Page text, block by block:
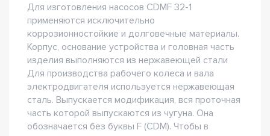
Для изготовления насосов CDMF 32-1
применяются исключительно
коррозионностойкие и долговечные материалы.
Корпус, основание устройства и головная часть
изделия выполняются из нержавеющей стали
Для производства рабочего колеса и вала
электродвигателя используется нержавеющая
сталь. Выпускается модификация, вся проточная
часть которой выпускаются из чугуна. Она
обозначается без буквы F (CDM). Чтобы в